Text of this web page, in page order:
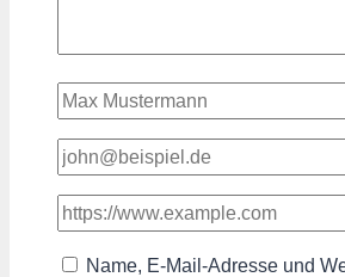
Name, E-Mail-Adresse und